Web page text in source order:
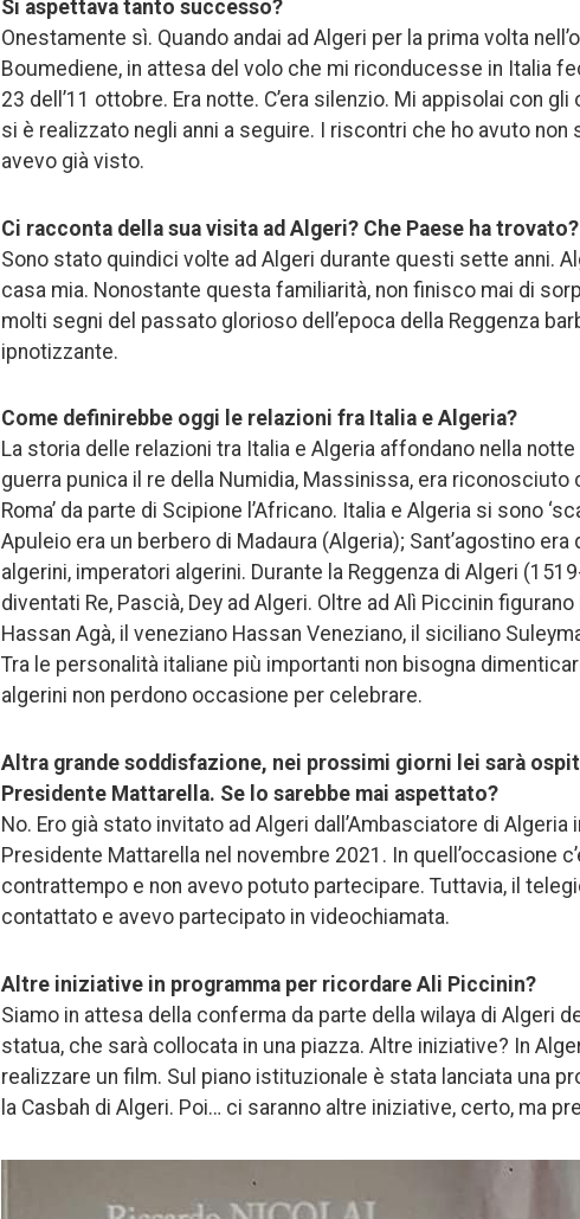
Si aspettava tanto successo?
Onestamente sì. Quando andai ad Algeri per la prima volta
Boumediene, in attesa del volo che mi riconducesse in Italia
23 dell’11 ottobre. Era notte. C’era silenzio. Mi appisolai con
si è realizzato negli anni a seguire. I riscontri che ho avuto
avevo già visto.
Ci racconta della sua visita ad Algeri? Che Paese ha trovato?
Sono stato quindici volte ad Algeri durante questi sette anni.
casa mia. Nonostante questa familiarità, non finisco mai di
molti segni del passato glorioso dell’epoca della Reggenza
ipnotizzante.
Come definirebbe oggi le relazioni fra Italia e Algeria?
La storia delle relazioni tra Italia e Algeria affondano nella
guerra punica il re della Numidia, Massinissa, era riconosciuto
Roma’ da parte di Scipione l’Africano. Italia e Algeria si sono
Apuleio era un berbero di Madaura (Algeria); Sant’agostino era
algerini, imperatori algerini. Durante la Reggenza di Algeri
diventati Re, Pascià, Dey ad Algeri. Oltre ad Alì Piccinin
Hassan Agà, il veneziano Hassan Veneziano, il siciliano
Tra le personalità italiane più importanti non bisogna
algerini non perdono occasione per celebrare.
Altra grande soddisfazione, nei prossimi giorni lei sarà
Presidente Mattarella. Se lo sarebbe mai aspettato?
No. Ero già stato invitato ad Algeri dall’Ambasciatore di Algeria
Presidente Mattarella nel novembre 2021. In quell’occasione
contrattempo e non avevo potuto partecipare. Tuttavia, il
contattato e avevo partecipato in videochiamata.
Altre iniziative in programma per ricordare Ali Piccinin?
Siamo in attesa della conferma da parte della wilaya di Algeri
statua, che sarà collocata in una piazza. Altre iniziative? In
realizzare un film. Sul piano istituzionale è stata lanciata una
la Casbah di Algeri. Poi… ci saranno altre iniziative, certo, ma